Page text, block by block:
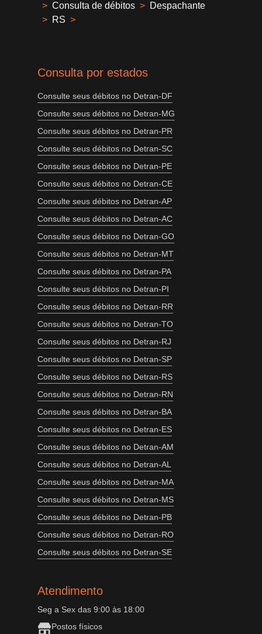
> Consulta de débitos > Despachante
> RS >
Consulta por estados
Consulte seus débitos no Detran-DF
Consulte seus débitos no Detran-MG
Consulte seus débitos no Detran-PR
Consulte seus débitos no Detran-SC
Consulte seus débitos no Detran-PE
Consulte seus débitos no Detran-CE
Consulte seus débitos no Detran-AP
Consulte seus débitos no Detran-AC
Consulte seus débitos no Detran-GO
Consulte seus débitos no Detran-MT
Consulte seus débitos no Detran-PA
Consulte seus débitos no Detran-PI
Consulte seus débitos no Detran-RR
Consulte seus débitos no Detran-TO
Consulte seus débitos no Detran-RJ
Consulte seus débitos no Detran-SP
Consulte seus débitos no Detran-RS
Consulte seus débitos no Detran-RN
Consulte seus débitos no Detran-BA
Consulte seus débitos no Detran-ES
Consulte seus débitos no Detran-AM
Consulte seus débitos no Detran-AL
Consulte seus débitos no Detran-MA
Consulte seus débitos no Detran-MS
Consulte seus débitos no Detran-PB
Consulte seus débitos no Detran-RO
Consulte seus débitos no Detran-SE
Atendimento
Seg a Sex das 9:00 às 18:00
Postos físicos